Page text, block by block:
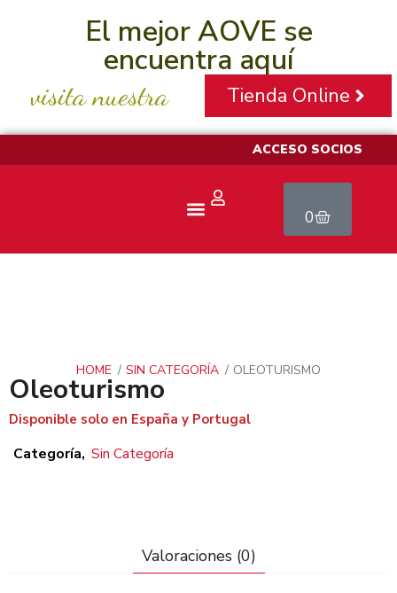
El mejor AOVE se
encuentra aquí
visita nuestra Tienda Online
ACCESO SOCIOS
0
HOME SIN CATEGORÍA OLEOTURISMO
Oleoturismo
Disponible solo en España y Portugal
Categoría Sin Categoría
Valoraciones (0)